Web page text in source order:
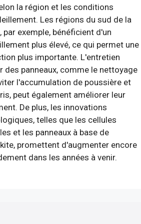
la région et les conditions
Les régions du sud de la
par exemple, bénéficient d'un
plus élevé, ce qui permet une
plus importante. L'entretien
des panneaux, comme le nettoyage
l'accumulation de poussière et
peut également améliorer leur
De plus, les innovations
telles que les cellules
et les panneaux à base de
promettent d'augmenter encore
dans les années à venir.